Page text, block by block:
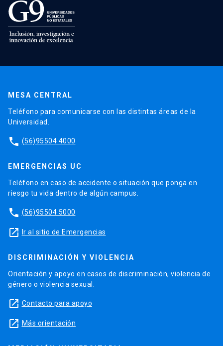
MESA CENTRAL
Teléfono para comunicarse con las distintas áreas de la
Universidad.
phone (56)95504 4000
EMERGENCIAS UC
Teléfono en caso de accidente o situación que ponga en
riesgo tu vida dentro de algún campus.
phone (56)95504 5000
launch Ir al sitio de Emergencias
DISCRIMINACIÓN Y VIOLENCIA
Orientación y apoyo en casos de discriminación, violencia de
género o violencia sexual.
launch Contacto para apoyo
launch Más orientación